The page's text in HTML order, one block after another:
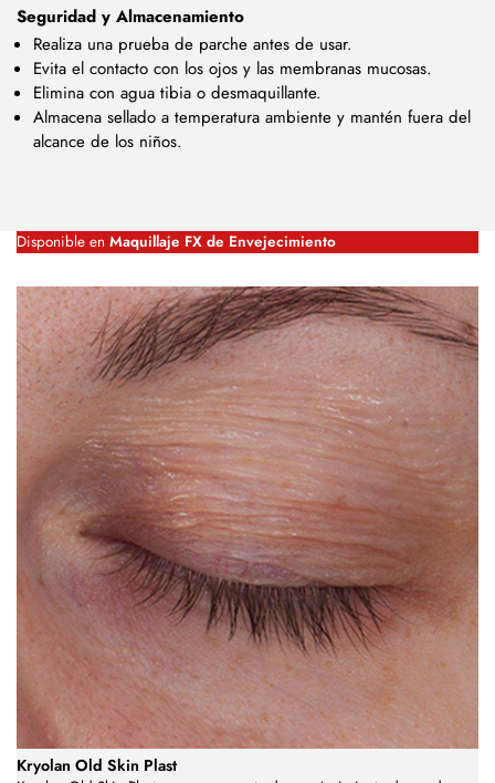
Seguridad y Almacenamiento
Realiza una prueba de parche antes de usar.
Evita el contacto con los ojos y las membranas mucosas.
Elimina con agua tibia o desmaquillante.
Almacena sellado a temperatura ambiente y mantén fuera del
alcance de los niños.
Disponible en Maquillaje FX de Envejecimiento
Kryolan Old Skin Plast